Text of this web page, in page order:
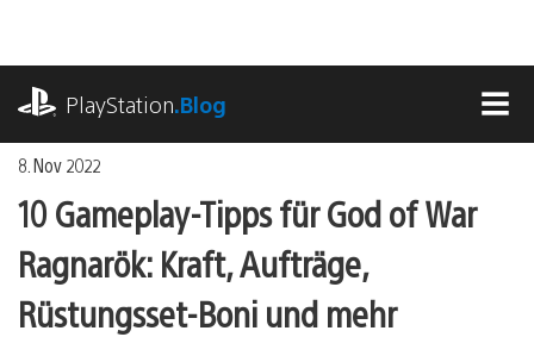
springen
PlayStation.Blog
8. Nov 2022
10 Gameplay-Tipps für God of War
Ragnarök: Kraft, Aufträge,
Rüstungsset-Boni und mehr